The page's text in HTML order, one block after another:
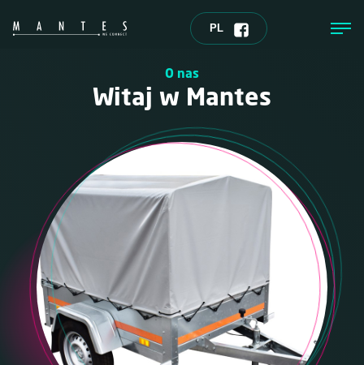
PL
O nas
Witaj w Mantes